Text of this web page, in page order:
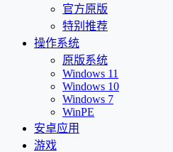
官方原版
特别推荐
操作系统
原版系统
Windows 11
Windows 10
Windows 7
WinPE
安卓应用
游戏